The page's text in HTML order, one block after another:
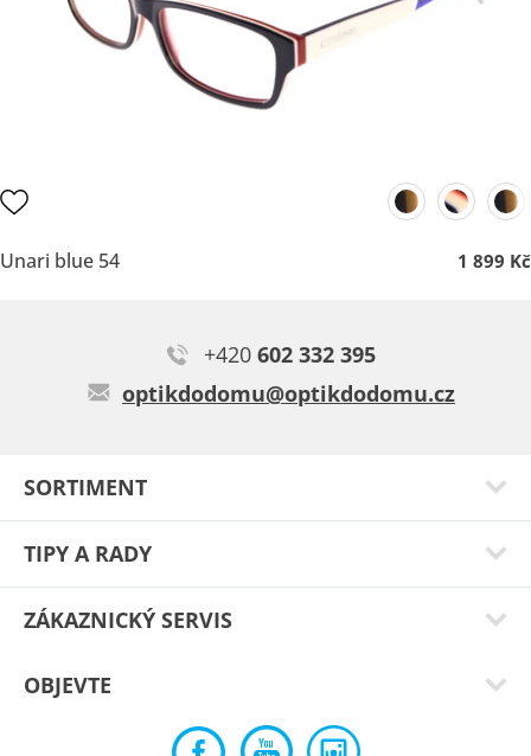
Unari blue 54 1 899 Kč
SORTIMENT
TIPY A RADY
ZÁKAZNICKÝ SERVIS
OBJEVTE
+420 602 332 395
optikdodomu@optikdodomu.cz